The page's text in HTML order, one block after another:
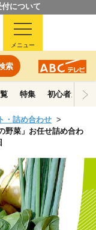
について
索
メニュー
特集 初心者ガイド
・詰め合わせ
野菜」お任せ詰め合わ